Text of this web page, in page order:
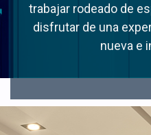
trabajar rodeado de
disfrutar de una
nueva e